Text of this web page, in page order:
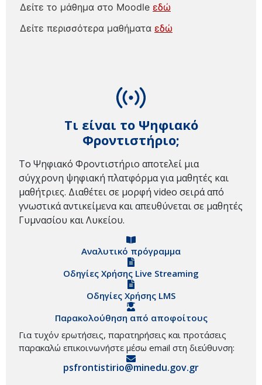
Τι είναι το Ψηφιακό
Φροντιστήριο;
Το Ψηφιακό Φροντιστήριο αποτελεί μια
σύγχρονη ψηφιακή πλατφόρμα για μαθητές και
μαθήτριες. Διαθέτει σε μορφή video σειρά από
γνωστικά αντικείμενα και απευθύνεται σε μαθητές
Γυμνασίου και Λυκείου.
Αναλυτικό πρόγραμμα
Οδηγίες Χρήσης Live Streaming
Οδηγίες Χρήσης LMS
Παρακολούθηση από αποφοίτους
Για τυχόν ερωτήσεις, παρατηρήσεις και προτάσεις
παρακαλώ επικοινωνήστε μέσω email στη διεύθυνση:
psfrontistirio@minedu.gov.gr
Δείτε το μάθημα στο Moodle εδώ
Δείτε περισσότερα μαθήματα εδώ